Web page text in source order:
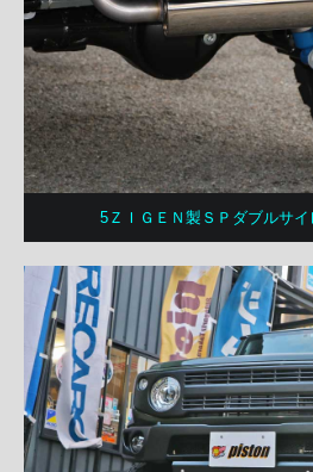
5ＺＩＧＥＮ製ＳＰダブルサ